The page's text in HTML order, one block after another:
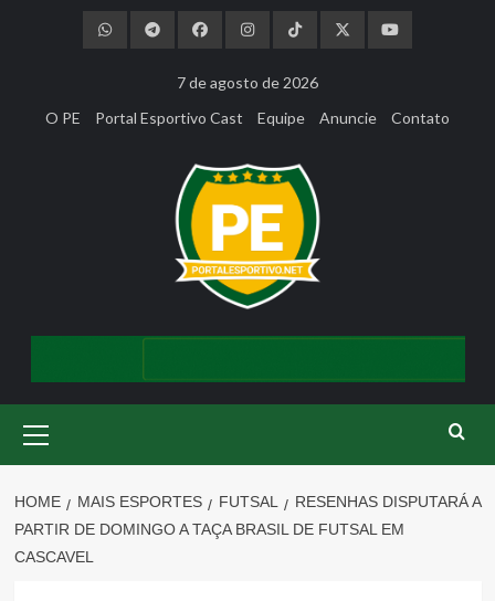
7 de agosto de 2026
O PE
Portal Esportivo Cast Equipe Anuncie Contato
Menu
HOME MAIS ESPORTES FUTSAL
RESENHAS DISPUTARÁ A
PARTIR DE DOMINGO A TAÇA BRASIL DE FUTSAL EM
CASCAVEL